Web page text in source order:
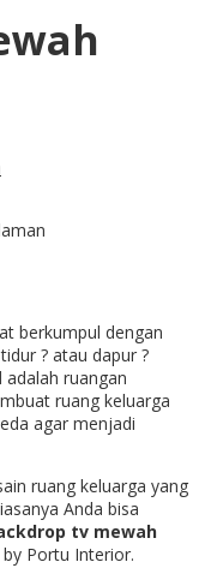
berkumpul dengan
? atau dapur ?
ruangan
ruang keluarga
agar menjadi
ruang keluarga yang
Anda bisa
tv mewah
Portu Interior.